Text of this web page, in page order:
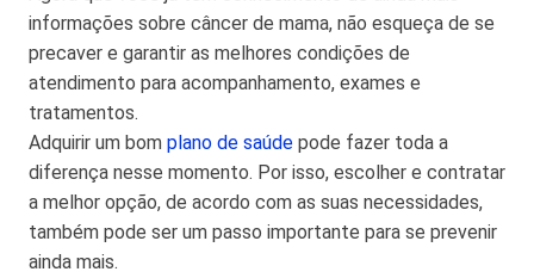
informações sobre câncer de mama, não esqueça de se
precaver e garantir as melhores condições de
atendimento para acompanhamento, exames e
tratamentos.
Adquirir um bom plano de saúde pode fazer toda a
diferença nesse momento. Por isso, escolher e contratar
a melhor opção, de acordo com as suas necessidades,
também pode ser um passo importante para se prevenir
ainda mais.